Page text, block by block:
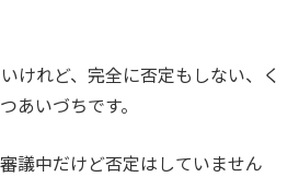
けれど、完全に否定もしない、く
あいづちです。
議中だけど否定はしていません